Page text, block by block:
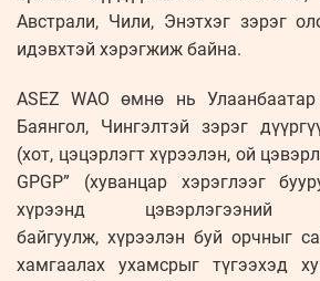
Австрали, Чили, Энэтхэг зэрэг
идэвхтэй хэрэгжиж байна.
ASEZ WAO өмнө нь
Баянгол, Чингэлтэй зэрэг
(хот, цэцэрлэгт хүрээлэн, ой
GPGP” (хуванцар хэрэглээг
хүрээнд
байгуулж, хүрээлэн буй орчныг
хамгаалах ухамсрыг түгээхэд